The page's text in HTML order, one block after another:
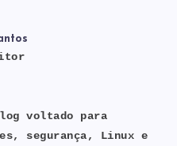
voltado para
segurança, Linux e